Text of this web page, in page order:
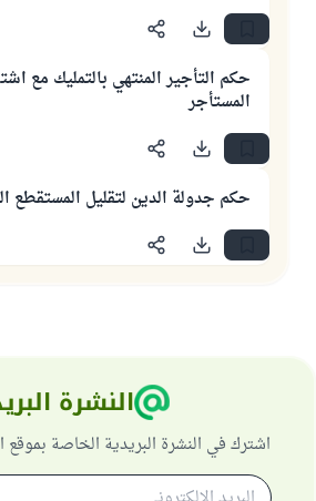
حكم التأجير المنتهي بالتمليك مع
المستأجر
حكم جدولة الدين لتقليل المستقطع
النشرة
اشترك في النشرة البريدية الخاصة